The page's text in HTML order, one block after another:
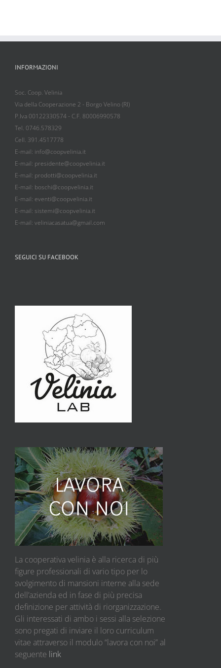
INFORMAZIONI
Soc. Coop. Velinia
Via della Cooperazione 2 - Borgo Velino (RI)
P.Iva 00122330574 - C.F. 80006990578
Tel. 0746.578329
Cell. 391.4517778
E-mail: info@coopvelinia.it
E-mail: presidente@coopvelinia.it
E-mail: prodotti@coopvelinia.it
E-mail: boschi@coopvelinia.it
E-mail: eventi@coopvelinia.it
E-mail: sistemi@coopvelinia.it
E-mail: veliniacasatua@gmail.com
SEGUICI SU FACEBOOK
La cooperativa velinia è alla ricerca di più
figure professionali di vario tipo per lo
svolgimento di mansioni interne alla sede
dell’azienda ed in fase di più precisa
definizione per attività di riorganizzazione.
Gli interessati di ambo i sessi alla selezione
sono pregati di inviare il loro curriculum
vitae attraverso il modulo “lavora con noi” al
seguente link